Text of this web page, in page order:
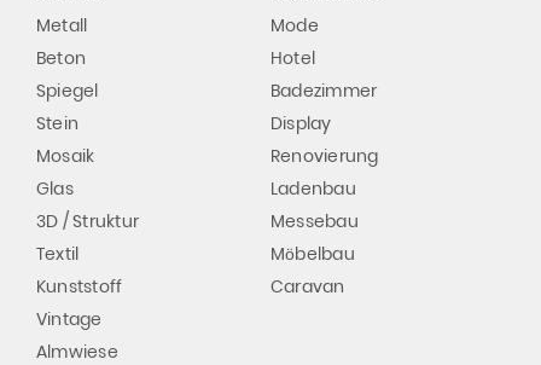
Metall
Beton
Spiegel
Stein
Mosaik
Glas
3D / Struktur
Textil
Kunststoff
Vintage
Almwiese
Mode
Hotel
Badezimmer
Display
Renovierung
Ladenbau
Messebau
Möbelbau
Caravan